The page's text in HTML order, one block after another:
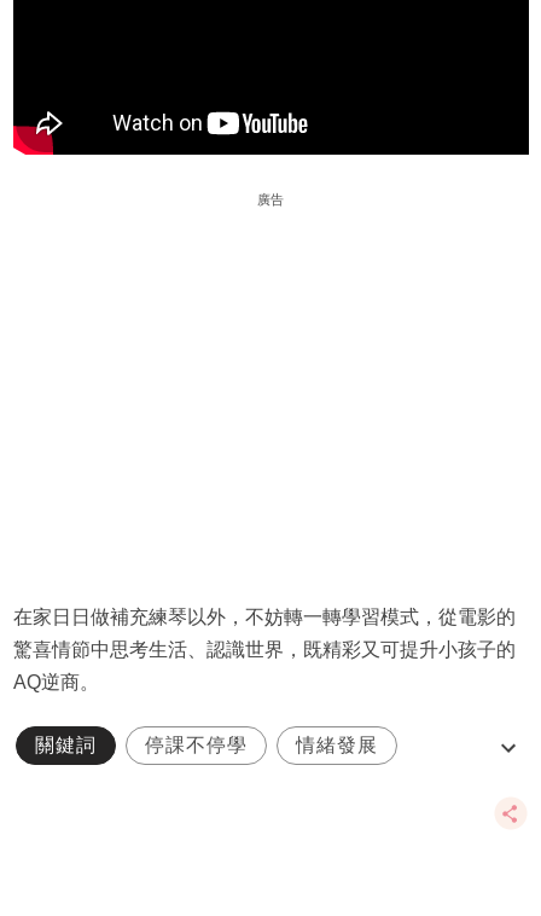
廣告
在家日日做補充練琴以外，不妨轉一轉學習模式，從電影的
驚喜情節中思考生活、認識世界，既精彩又可提升小孩子的
AQ逆商。
關鍵詞 停課不停學 情緒發展